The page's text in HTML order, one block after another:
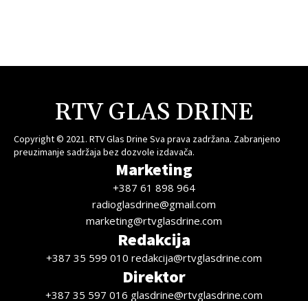
RTV GLAS DRINE
Copyright © 2021. RTV Glas Drine Sva prava zadržana. Zabranjeno
preuzimanje sadržaja bez dozvole izdavača.
Marketing
+387 61 898 964
radioglasdrine@gmail.com
marketing@rtvglasdrine.com
Redakcija
+387 35 599 010 redakcija@rtvglasdrine.com
Direktor
+387 35 597 016 glasdrine@rtvglasdrine.com